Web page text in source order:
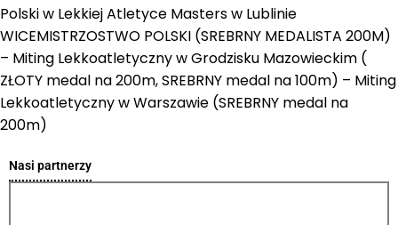
Polski w Lekkiej Atletyce Masters w Lublinie
WICEMISTRZOSTWO POLSKI (SREBRNY MEDALISTA 200M)
– Miting Lekkoatletyczny w Grodzisku Mazowieckim (
ZŁOTY medal na 200m, SREBRNY medal na 100m) – Miting
Lekkoatletyczny w Warszawie (SREBRNY medal na
200m)
Nasi partnerzy